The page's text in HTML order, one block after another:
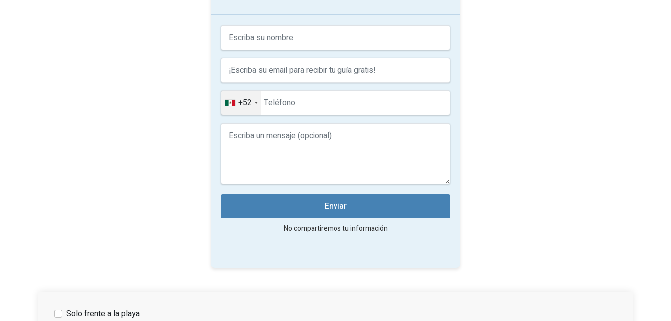
+52
Enviar
No compartiremos tu información
Solo frente a la playa